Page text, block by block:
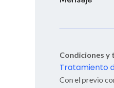
Condiciones y
Tratamiento
Con el previo